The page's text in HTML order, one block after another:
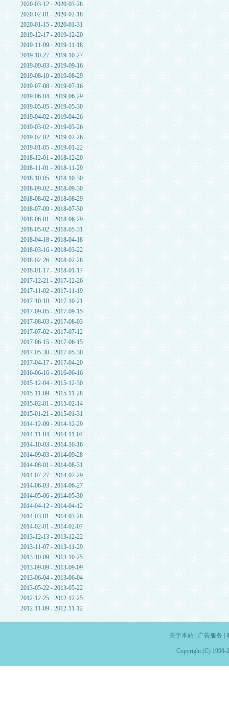
2020-03-12 - 2020-03-28
2020-02-01 - 2020-02-18
2020-01-15 - 2020-01-31
2019-12-17 - 2019-12-20
2019-11-09 - 2019-11-18
2019-10-27 - 2019-10-27
2019-09-03 - 2019-09-16
2019-08-10 - 2019-08-29
2019-07-08 - 2019-07-16
2019-06-04 - 2019-06-29
2019-05-05 - 2019-05-30
2019-04-02 - 2019-04-26
2019-03-02 - 2019-03-26
2019-02-02 - 2019-02-26
2019-01-05 - 2019-01-22
2018-12-01 - 2018-12-20
2018-11-01 - 2018-11-29
2018-10-05 - 2018-10-30
2018-09-02 - 2018-09-30
2018-08-02 - 2018-08-29
2018-07-09 - 2018-07-30
2018-06-01 - 2018-06-29
2018-05-02 - 2018-05-31
2018-04-18 - 2018-04-18
2018-03-16 - 2018-03-22
2018-02-26 - 2018-02-28
2018-01-17 - 2018-01-17
2017-12-21 - 2017-12-26
2017-11-02 - 2017-11-19
2017-10-10 - 2017-10-21
2017-09-05 - 2017-09-15
2017-08-03 - 2017-08-03
2017-07-02 - 2017-07-12
2017-06-15 - 2017-06-15
2017-05-30 - 2017-05-30
2017-04-17 - 2017-04-20
2016-06-16 - 2016-06-16
2015-12-04 - 2015-12-30
2015-11-09 - 2015-11-28
2015-02-01 - 2015-02-14
2015-01-21 - 2015-01-31
2014-12-09 - 2014-12-29
2014-11-04 - 2014-11-04
2014-10-03 - 2014-10-16
2014-09-03 - 2014-09-28
2014-08-01 - 2014-08-31
2014-07-27 - 2014-07-29
2014-06-03 - 2014-06-27
2014-05-06 - 2014-05-30
2014-04-12 - 2014-04-12
2014-03-01 - 2014-03-28
2014-02-01 - 2014-02-07
2013-12-13 - 2013-12-22
2013-11-07 - 2013-11-29
2013-10-09 - 2013-10-25
2013-09-09 - 2013-09-09
2013-06-04 - 2013-06-04
2013-05-22 - 2013-05-22
2012-12-25 - 2012-12-25
2012-11-09 - 2012-11-12
关于本站| 广告服务
Copyright (C) 1998-